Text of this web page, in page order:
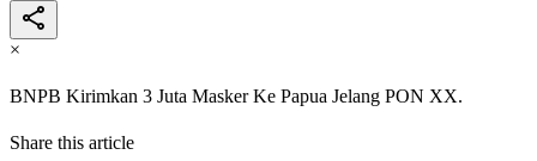
×
BNPB Kirimkan 3 Juta Masker Ke Papua Jelang PON XX.
Share this article